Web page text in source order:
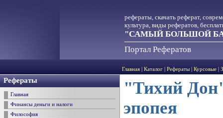
рефераты, скачать реферат,
культура, виды рефератов,
"САМЫЙ БОЛЬШОЙ
Портал Рефератов
Главная Каталог Рефераты Курсовые
Рефераты
Главная
Финансы деньги и налоги
Философия
"Тихий
эпопея